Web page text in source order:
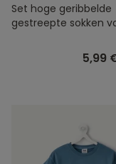
Set hoge geribbelde
gestreepte sokken
5,99